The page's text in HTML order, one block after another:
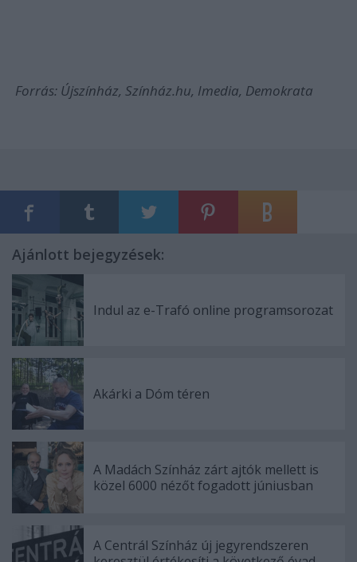
Forrás: Újszínház, Színház.hu, Imedia, Demokrata
Ajánlott bejegyzések:
Indul az e-Trafó online programsorozat
Akárki a Dóm téren
A Madách Színház zárt ajtók mellett is
közel 6000 nézőt fogadott júniusban
A Centrál Színház új jegyrendszeren